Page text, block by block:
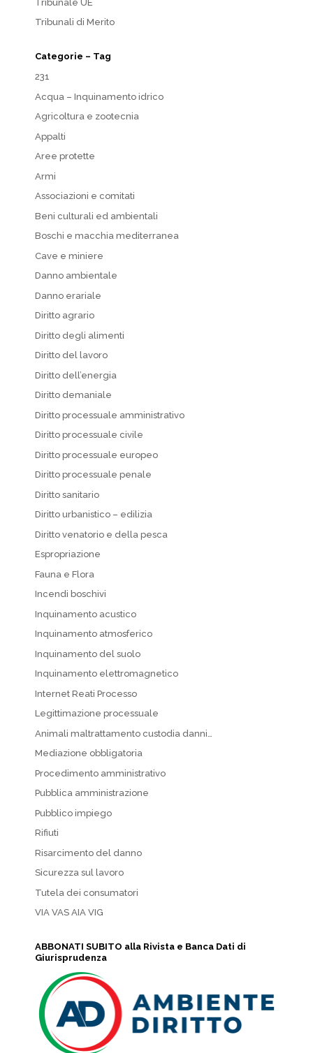
Tribunale UE
Tribunali di Merito
Categorie – Tag
231
Acqua – Inquinamento idrico
Agricoltura e zootecnia
Appalti
Aree protette
Armi
Associazioni e comitati
Beni culturali ed ambientali
Boschi e macchia mediterranea
Cave e miniere
Danno ambientale
Danno erariale
Diritto agrario
Diritto degli alimenti
Diritto del lavoro
Diritto dell’energia
Diritto demaniale
Diritto processuale amministrativo
Diritto processuale civile
Diritto processuale europeo
Diritto processuale penale
Diritto sanitario
Diritto urbanistico – edilizia
Diritto venatorio e della pesca
Espropriazione
Fauna e Flora
Incendi boschivi
Inquinamento acustico
Inquinamento atmosferico
Inquinamento del suolo
Inquinamento elettromagnetico
Internet Reati Processo
Legittimazione processuale
Animali maltrattamento custodia danni…
Mediazione obbligatoria
Procedimento amministrativo
Pubblica amministrazione
Pubblico impiego
Rifiuti
Risarcimento del danno
Sicurezza sul lavoro
Tutela dei consumatori
VIA VAS AIA VIG
ABBONATI SUBITO alla Rivista e Banca Dati di
Giurisprudenza